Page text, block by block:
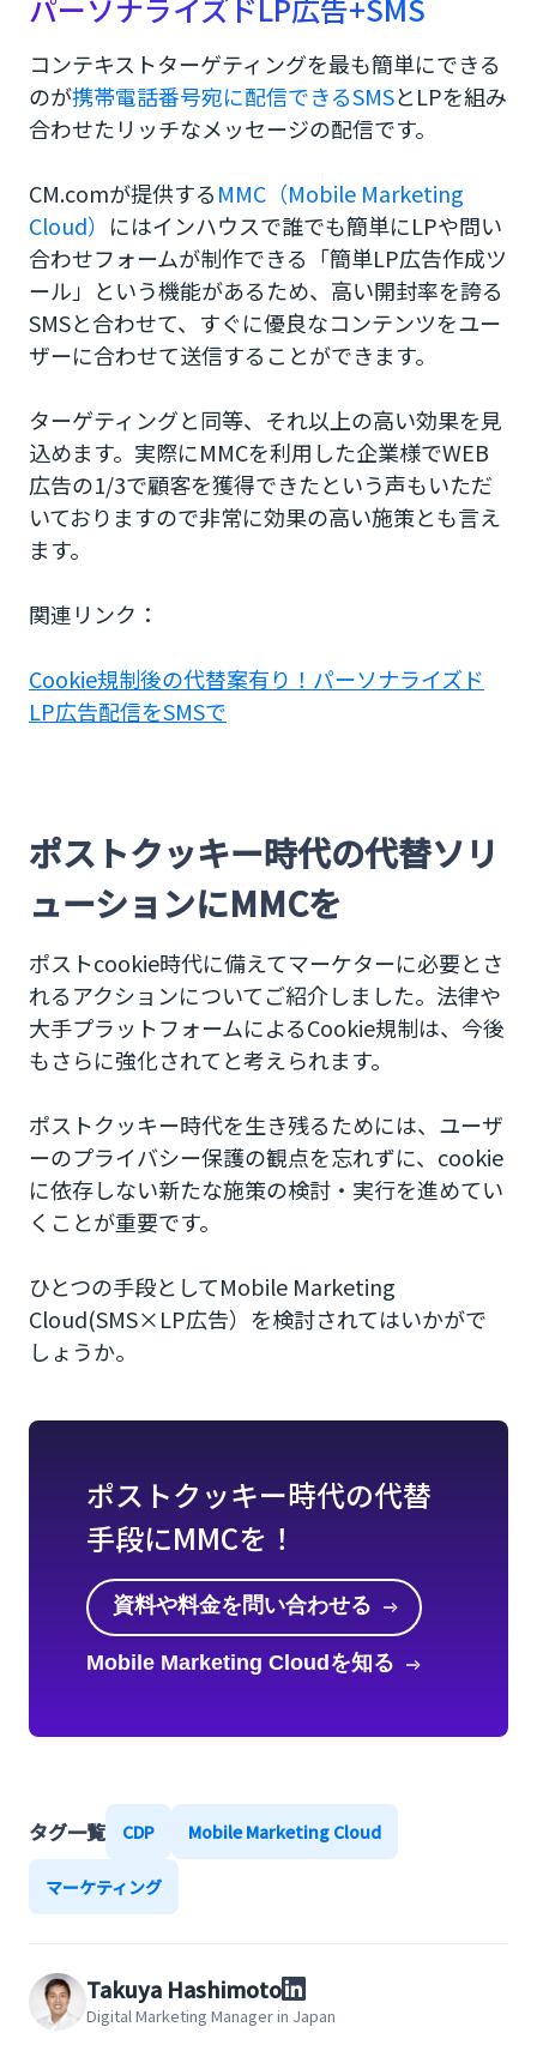
パーソナライズドLP広告+SMS
コンテキストターゲティングを最も簡単にできる
のが携帯電話番号宛に配信できるSMSとLPを組み
合わせたリッチなメッセージの配信です。
CM.comが提供するMMC（Mobile Marketing
Cloud） にはインハウスで誰でも簡単にLPや問い
合わせフォームが制作できる「簡単LP広告作成ツ
ール」という機能があるため、高い開封率を誇る
SMSと合わせて、すぐに優良なコンテンツをユー
ザーに合わせて送信することができます。
ターゲティングと同等、それ以上の高い効果を見
込めます。実際にMMCを利用した企業様でWEB
広告の1/3で顧客を獲得できたという声もいただ
いておりますので非常に効果の高い施策とも言え
ます。
関連リンク：
Cookie規制後の代替案有り！パーソナライズド
LP広告配信をSMSで
ポストクッキー時代の代替ソリ
ューションにMMCを
ポストcookie時代に備えてマーケターに必要とさ
れるアクションについてご紹介しました。法律や
大手プラットフォームによるCookie規制は、今後
もさらに強化されてと考えられます。
ポストクッキー時代を生き残るためには、ユーザ
ーのプライバシー保護の観点を忘れずに、cookie
に依存しない新たな施策の検討・実行を進めてい
くことが重要です。
ひとつの手段としてMobile Marketing
Cloud(SMS×LP広告）を検討されてはいかがで
しょうか。
ポストクッキー時代の代替
手段にMMCを！
資料や料金を問い合わせる
Mobile Marketing Cloudを知る
タグ一覧 CDP Mobile Marketing Cloud
マーケティング
Takuya Hashimoto
Digital Marketing Manager in Japan